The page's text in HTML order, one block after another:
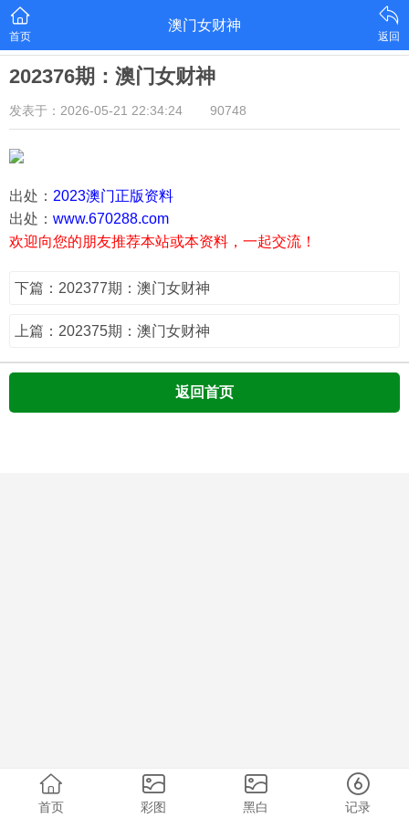
首页
澳门女财神
返回
202376期：澳门女财神
发表于：2026-05-21 22:34:24 90748
出处： 2023澳门正版资料
出处： www.670288.com
欢迎向您的朋友推荐本站或本资料，一起交流！
下篇：202377期：澳门女财神
上篇：202375期：澳门女财神
返回首页
首页 彩图 黑白 记录